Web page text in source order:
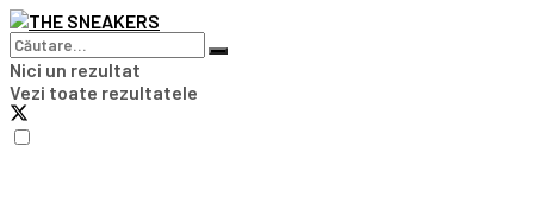
Nici un rezultat
Vezi toate rezultatele